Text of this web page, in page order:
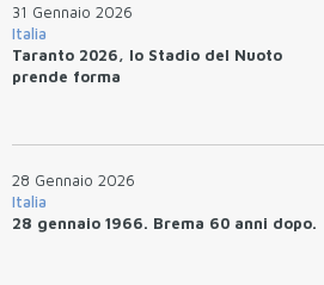
31 Gennaio 2026
Italia
Taranto 2026, lo Stadio del Nuoto
prende forma
28 Gennaio 2026
Italia
28 gennaio 1966. Brema 60 anni dopo.